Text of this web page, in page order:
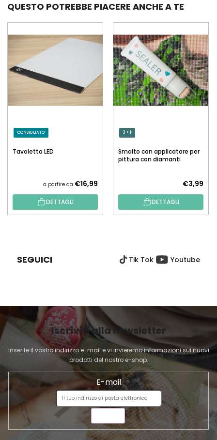
QUESTO POTREBBE PIACERE ANCHE A TE
CONSIGLIATO
Tavoletta LED
a partire da €16,99
DETTAGLI
3 + 1
Smalto con applicatore per
pittura con diamanti
€3,99
DETTAGLI
G
N
SEGUICI Tik Tok Youtube
Iscriviti alla newsletter
Inserite il vostro indirizzo e-mail e vi invieremo informazioni sui nuovi
prodotti del nostro e-shop.
E-mail